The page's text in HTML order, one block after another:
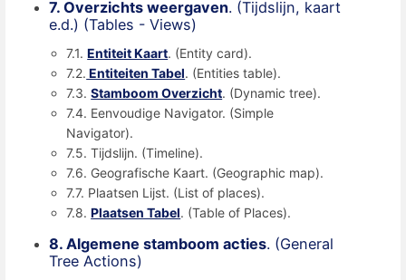
7. Overzichts weergaven. (Tijdslijn, kaart
e.d.) (Tables - Views)
7.1.Entiteit Kaart. (Entity card).
7.2. Entiteiten Tabel. (Entities table).
7.3.Stamboom Overzicht. (Dynamic tree).
7.4. Eenvoudige Navigator. (Simple
Navigator).
7.5. Tijdslijn. (Timeline).
7.6. Geografische Kaart. (Geographic map).
7.7. Plaatsen Lijst. (List of places).
7.8.Plaatsen Tabel. (Table of Places).
8. Algemene stamboom acties. (General
Tree Actions)